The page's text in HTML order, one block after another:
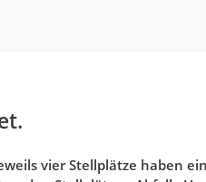
vier Stellplätze haben